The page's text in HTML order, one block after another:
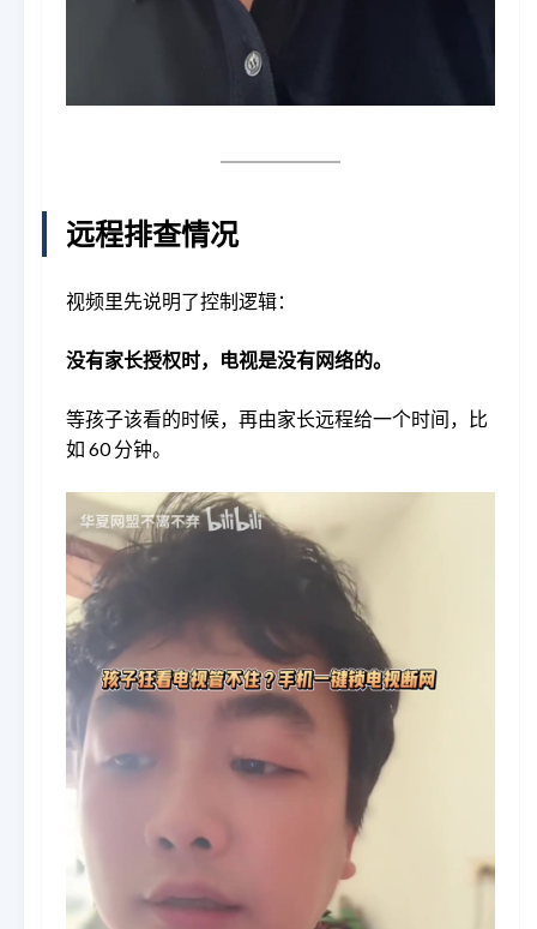
远程排查情况
视频里先说明了控制逻辑：
没有家长授权时，电视是没有网络的。
等孩子该看的时候，再由家长远程给一个时间，比
如 60 分钟。